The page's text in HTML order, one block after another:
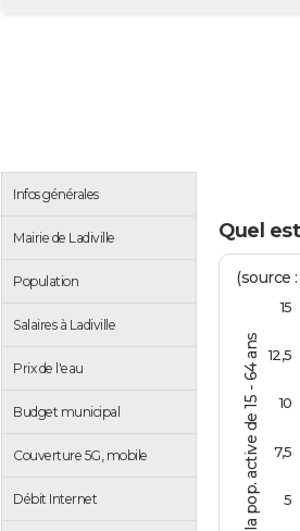
Infos générales
Mairie de Ladiville
Population
Salaires à Ladiville
Prix de l'eau
Budget municipal
Couverture 5G, mobile
Débit Internet
Quel
% de la pop. active de 15 - 64 ans
(source
5
7,5
10
12,5
15